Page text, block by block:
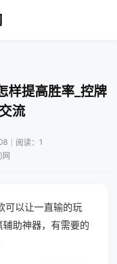
样提高胜率_控牌
流
｜阅读：1
网
可以让一直输的玩
辅助神器，有需要的